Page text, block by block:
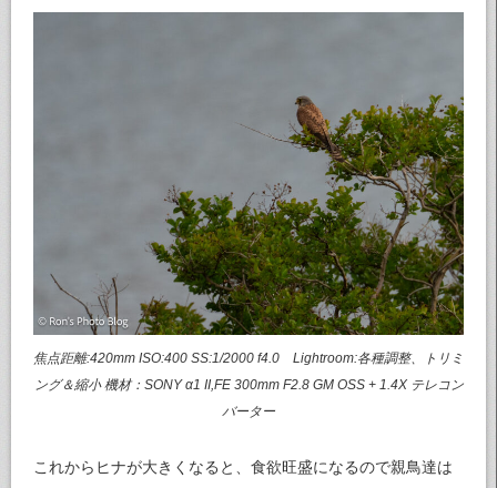
焦点距離:420mm ISO:400 SS:1/2000 f4.0 Lightroom:各種調整、トリミ
ング＆縮小 機材：SONY α1 II,FE 300mm F2.8 GM OSS + 1.4X テレコン
バーター
これからヒナが大きくなると、食欲旺盛になるので親鳥達は